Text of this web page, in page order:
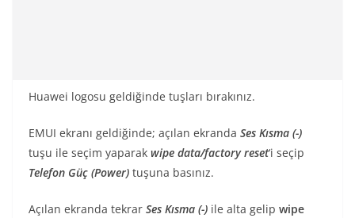
Huawei logosu geldiğinde tuşları bırakınız.
EMUI ekranı geldiğinde; açılan ekranda Ses Kısma (-)
tuşu ile seçim yaparak wipe data/factory reset‘i seçip
Telefon Güç (Power) tuşuna basınız.
Açılan ekranda tekrar Ses Kısma (-) ile alta gelip wipe